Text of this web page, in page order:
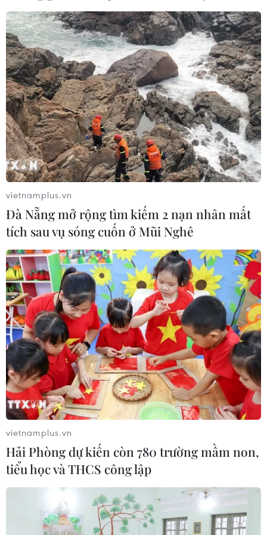
vietnamplus.vn
Đà Nẵng mở rộng tìm kiếm 2 nạn nhân mất
tích sau vụ sóng cuốn ở Mũi Nghê
vietnamplus.vn
Hải Phòng dự kiến còn 780 trường mầm non,
tiểu học và THCS công lập